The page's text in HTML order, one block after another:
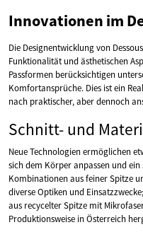
Innovationen im
Die Designentwicklung von
Funktionalität und ästhetischen
Passformen berücksichtigen
Komfortansprüche. Dies ist ein
nach praktischer, aber dennoch
Schnitt- und
Neue Technologien ermöglichen
sich dem Körper anpassen und
Kombinationen aus feiner Spitze
diverse Optiken und
aus recycelter Spitze mit
Produktionsweise in Österreich